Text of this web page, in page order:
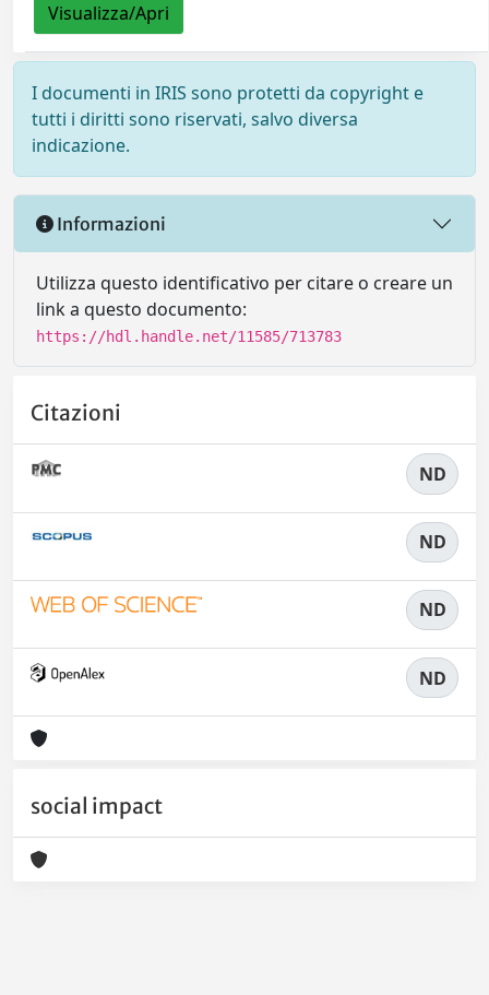
Visualizza/Apri
I documenti in IRIS sono protetti da copyright e
tutti i diritti sono riservati, salvo diversa
indicazione.
Informazioni
Utilizza questo identificativo per citare o creare un
link a questo documento:
https://hdl.handle.net/11585/713783
Citazioni
ND
ND
ND
ND
social impact